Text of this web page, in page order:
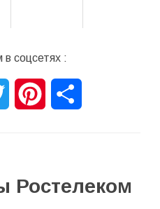
в соцсетях :
Twitter Pinterest
Ростелеком